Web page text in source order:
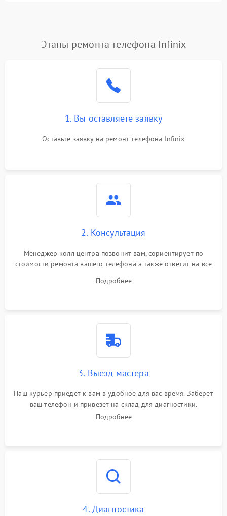
Этапы ремонта телефона Infinix
1. Вы оставляете заявку
Оставьте заявку на ремонт телефона Infinix
2. Консультация
Менеджер колл центра позвонит вам, сориентирует по
стоимости ремонта вашего телефона а также ответит на все
Подробнее
3. Выезд мастера
Наш курьер приедет к вам в удобное для вас время. Заберет
ваш телефон и привезет на склад для диагностики.
Подробнее
4. Диагностика